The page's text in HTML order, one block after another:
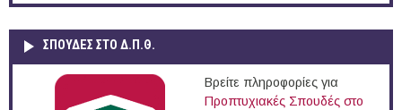
ΣΠΟΥΔΈΣ ΣΤΟ Δ.Π.Θ.
Βρείτε πληροφορίες για
Προπτυχιακές Σπουδές στο